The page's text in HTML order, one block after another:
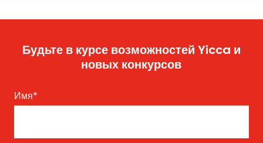
Будьте в курсе возможностей Yicca и
новых конкурсов
Имя*